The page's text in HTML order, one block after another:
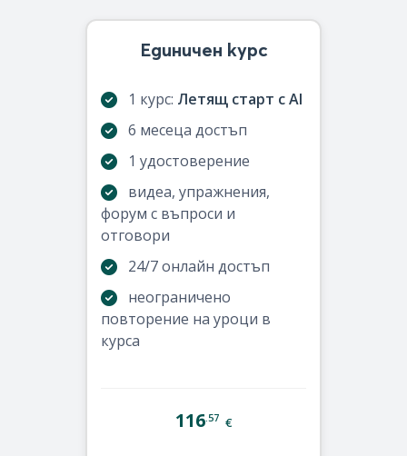
Единичен курс
1 курс: Летящ старт с AI
6 месеца достъп
1 удостоверение
видеа, упражнения,
форум с въпроси и
отговори
24/7 онлайн достъп
неограничено
повторение на уроци в
курса
116 .57 €